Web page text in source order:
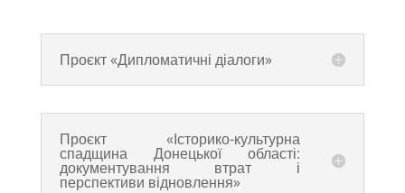
Проєкт «Дипломатичні діалоги»
Проєкт «Історико-культурна
спадщина Донецької області:
документування втрат і
перспективи відновлення»